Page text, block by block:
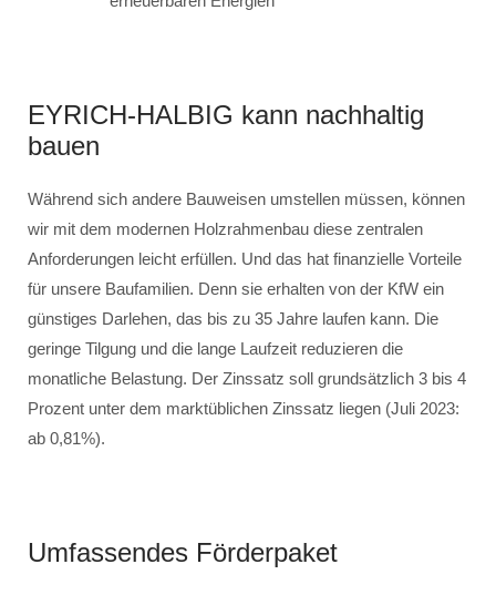
EYRICH-HALBIG kann nachhaltig
bauen
Während sich andere Bauweisen umstellen müssen, können
wir mit dem modernen Holzrahmenbau diese zentralen
Anforderungen leicht erfüllen. Und das hat finanzielle Vorteile
für unsere Baufamilien. Denn sie erhalten von der KfW ein
günstiges Darlehen, das bis zu 35 Jahre laufen kann. Die
geringe Tilgung und die lange Laufzeit reduzieren die
monatliche Belastung. Der Zinssatz soll grundsätzlich 3 bis 4
Prozent unter dem marktüblichen Zinssatz liegen (Juli 2023:
ab 0,81%).
Umfassendes Förderpaket